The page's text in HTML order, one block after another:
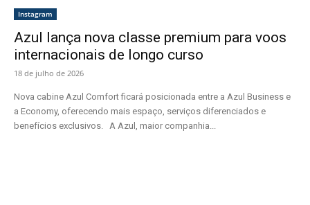
Instagram
Azul lança nova classe premium para voos
internacionais de longo curso
18 de julho de 2026
Nova cabine Azul Comfort ficará posicionada entre a Azul Business e
a Economy, oferecendo mais espaço, serviços diferenciados e
benefícios exclusivos. A Azul, maior companhia...